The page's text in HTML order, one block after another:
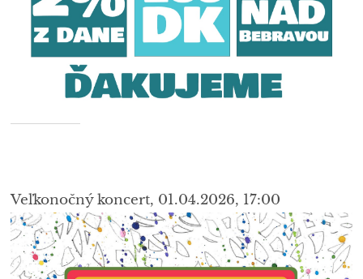
Veľkonočný koncert, 01.04.2026, 17:00